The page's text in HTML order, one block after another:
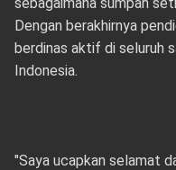
Dengan berakhirnya
berdinas aktif di seluruh
Indonesia.
"Saya ucapkan selamat